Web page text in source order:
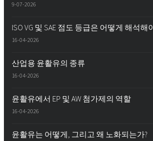
9-07-2026
ISO VG 및 SAE 점도 등급은 어떻게 해석해
16-04-2026
산업용 윤활유의 종류
16-04-2026
윤활유에서 EP 및 AW 첨가제의 역할
16-04-2026
윤활유는 어떻게, 그리고 왜 노화되는가?